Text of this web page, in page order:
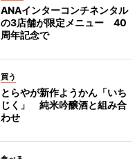
ANAインターコンチネンタル
の3店舗が限定メニュー 40
周年記念で
買う
とらやが新作ようかん「いち
じく」 純米吟醸酒と組み合
わせ